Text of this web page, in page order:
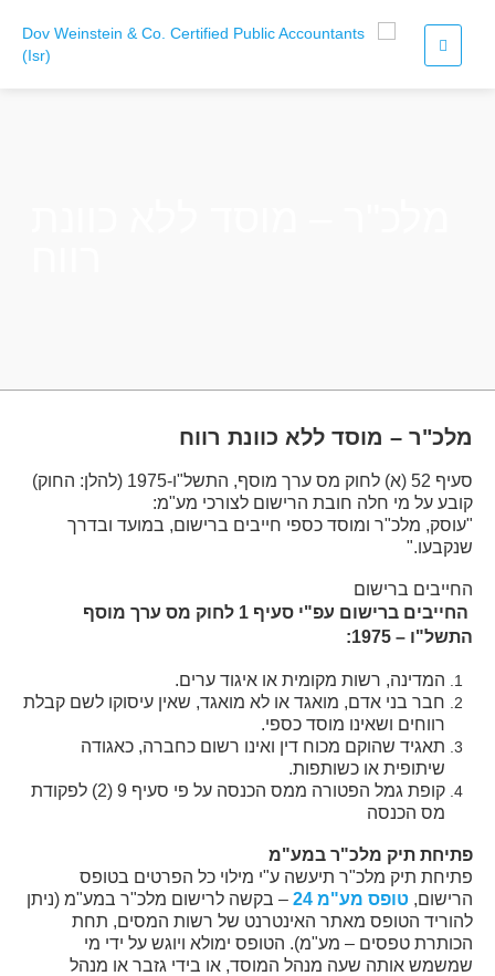
מלכ"ר – מוסד ללא כוונת רווח
סעיף 52 (א) לחוק מס ערך מוסף, התשל"ו-1975 (להלן: החוק)
קובע על מי חלה חובת הרישום לצורכי מע"מ:
"עוסק, מלכ"ר ומוסד כספי חייבים ברישום, במועד ובדרך
שנקבעו."
החייבים ברישום
החייבים ברישום עפ"י סעיף 1 לחוק מס ערך מוסף
התשל"ו – 1975:
המדינה, רשות מקומית או איגוד ערים.
חבר בני אדם, מואגד או לא מואגד, שאין עיסוקו לשם קבלת
רווחים ושאינו מוסד כספי.
תאגיד שהוקם מכוח דין ואינו רשום כחברה, כאגודה
שיתופית או כשותפות.
קופת גמל הפטורה ממס הכנסה על פי סעיף 9 (2) לפקודת
מס הכנסה
פתיחת תיק מלכ"ר במע"מ
פתיחת תיק מלכ"ר תיעשה ע"י מילוי כל הפרטים בטופס
הרישום, טופס מע"מ 24
– בקשה לרישום מלכ"ר במע"מ (ניתן
להוריד הטופס מאתר האינטרנט של רשות המסים, תחת
הכותרת טפסים – מע"מ). הטופס ימולא ויוגש על ידי מי
שמשמש אותה שעה מנהל המוסד, או בידי גזבר או מנהל